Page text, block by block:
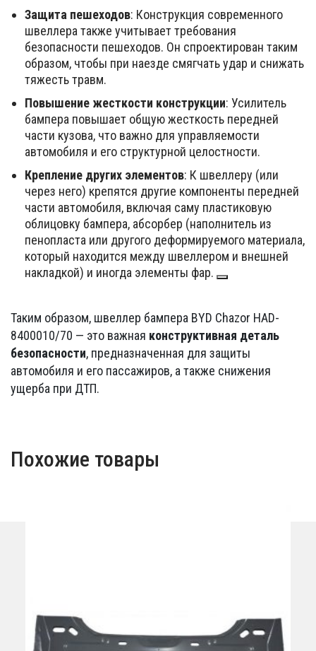
Защита пешеходов: Конструкция современного
швеллера также учитывает требования
безопасности пешеходов. Он спроектирован таким
образом, чтобы при наезде смягчать удар и снижать
тяжесть травм.
Повышение жесткости конструкции: Усилитель
бампера повышает общую жесткость передней
части кузова, что важно для управляемости
автомобиля и его структурной целостности.
Крепление других элементов: К швеллеру (или
через него) крепятся другие компоненты передней
части автомобиля, включая саму пластиковую
облицовку бампера, абсорбер (наполнитель из
пенопласта или другого деформируемого материала,
который находится между швеллером и внешней
накладкой) и иногда элементы фар.
Таким образом, швеллер бампера BYD Chazor HAD-
8400010/70 — это важная конструктивная деталь
безопасности, предназначенная для защиты
автомобиля и его пассажиров, а также снижения
ущерба при ДТП.
Похожие товары